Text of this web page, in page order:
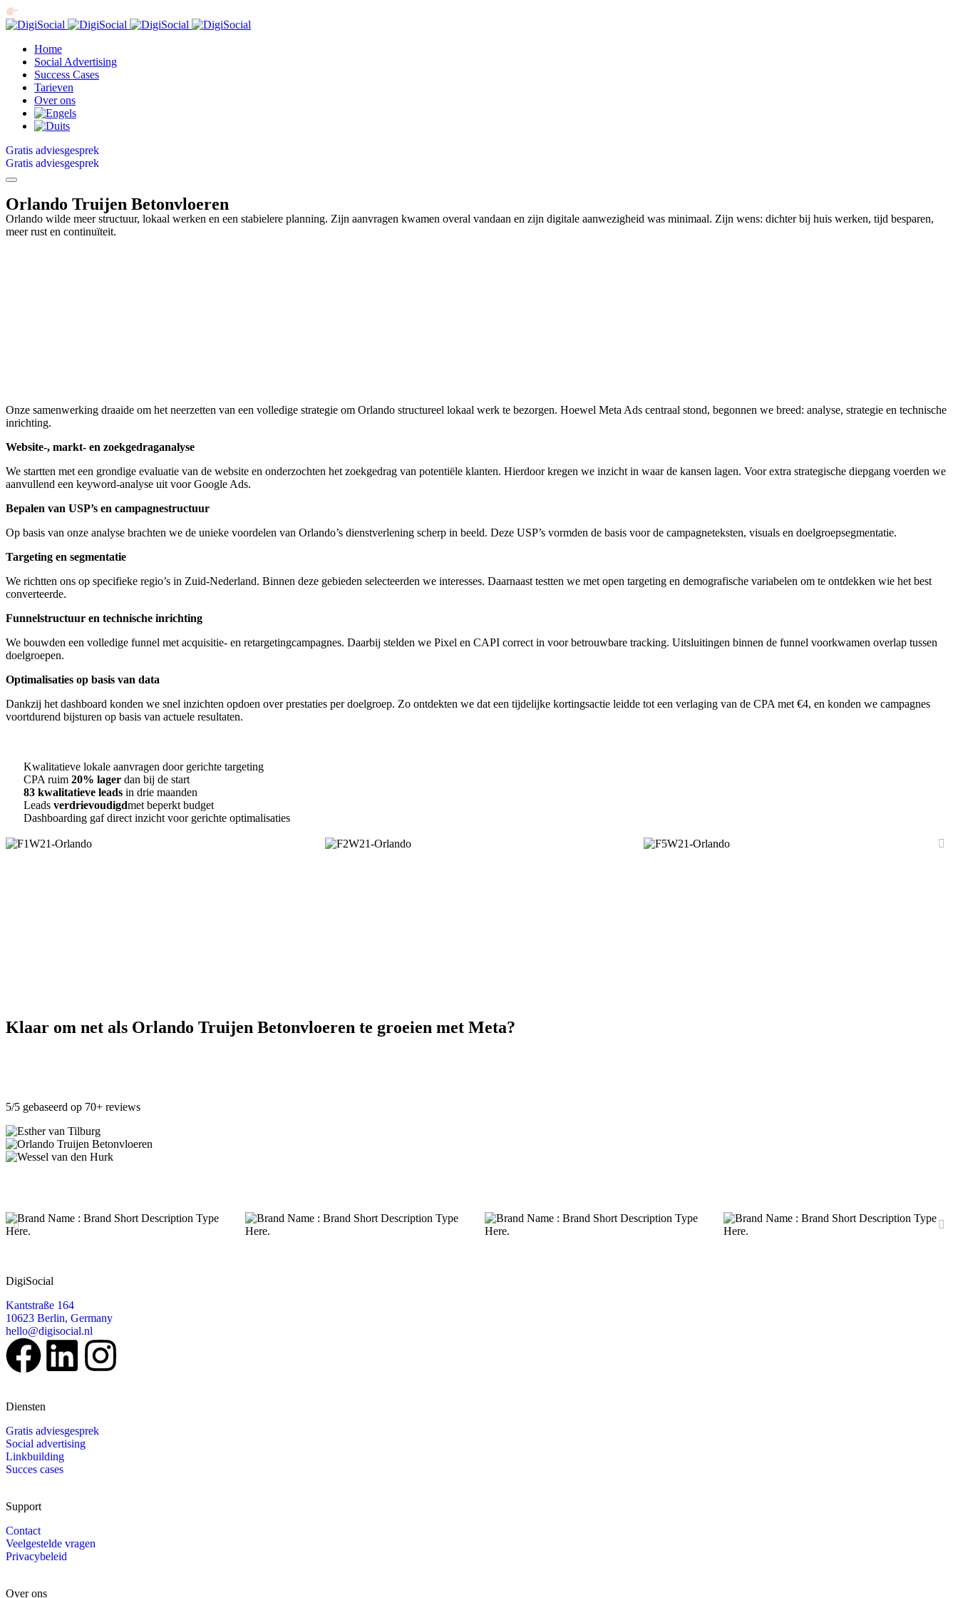
Home
Social Advertising
Success Cases
Tarieven
Over ons
Gratis adviesgesprek
Gratis adviesgesprek
Orlando Truijen Betonvloeren
Orlando wilde meer structuur, lokaal werken en een stabielere planning. Zijn aanvragen kwamen overal vandaan en zijn digitale aanwezigheid was minimaal. Zijn wens: dichter bij huis werken, tijd besparen,
meer rust en continuïteit.
Onze samenwerking draaide om het neerzetten van een volledige strategie om Orlando structureel lokaal werk te bezorgen. Hoewel Meta Ads centraal stond, begonnen we breed: analyse, strategie en technische
inrichting.
Website-, markt- en zoekgedraganalyse
We startten met een grondige evaluatie van de website en onderzochten het zoekgedrag van potentiële klanten. Hierdoor kregen we inzicht in waar de kansen lagen. Voor extra strategische diepgang voerden we
aanvullend een keyword-analyse uit voor Google Ads.
Bepalen van USP’s en campagnestructuur
Op basis van onze analyse brachten we de unieke voordelen van Orlando’s dienstverlening scherp in beeld. Deze USP’s vormden de basis voor de campagneteksten, visuals en doelgroepsegmentatie.
Targeting en segmentatie
We richtten ons op specifieke regio’s in Zuid-Nederland. Binnen deze gebieden selecteerden we interesses. Daarnaast testten we met open targeting en demografische variabelen om te ontdekken wie het best
converteerde.
Funnelstructuur en technische inrichting
We bouwden een volledige funnel met acquisitie- en retargetingcampagnes. Daarbij stelden we Pixel en CAPI correct in voor betrouwbare tracking. Uitsluitingen binnen de funnel voorkwamen overlap tussen
doelgroepen.
Optimalisaties op basis van data
Dankzij het dashboard konden we snel inzichten opdoen over prestaties per doelgroep. Zo ontdekten we dat een tijdelijke kortingsactie leidde tot een verlaging van de CPA met €4, en konden we campagnes
voortdurend bijsturen op basis van actuele resultaten.
Kwalitatieve lokale aanvragen door gerichte targeting
CPA ruim 20% lager dan bij de start
83 kwalitatieve leads in drie maanden
Leads verdrievoudigdmet beperkt budget
Dashboarding gaf direct inzicht voor gerichte optimalisaties
Klaar om net als Orlando Truijen Betonvloeren te groeien met Meta?
5/5 gebaseerd op 70+ reviews
DigiSocial
Kantstraße 164
10623 Berlin, Germany
hello@digisocial.nl
Diensten
Gratis adviesgesprek
Social advertising
Linkbuilding
Succes cases
Support
Contact
Veelgestelde vragen
Privacybeleid
Over ons